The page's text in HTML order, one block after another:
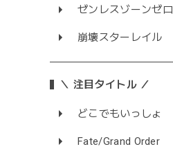
ゼンレスゾーンゼロ
崩壊スターレイル
＼ 注目タイトル ／
どこでもいっしょ
Fate/Grand Order